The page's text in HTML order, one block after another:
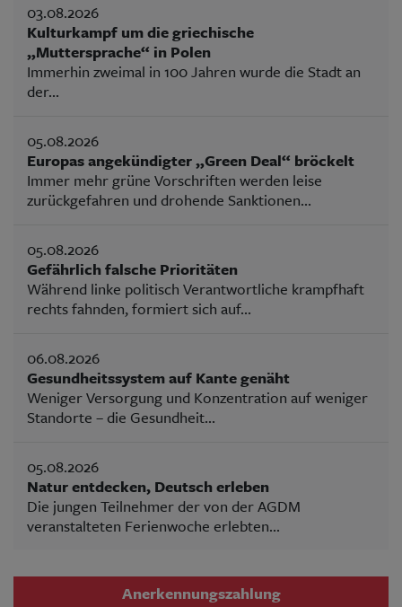
03.08.2026
Kulturkampf um die griechische
„Muttersprache“ in Polen
Immerhin zweimal in 100 Jahren wurde die Stadt an
der...
05.08.2026
Europas angekündigter „Green Deal“ bröckelt
Immer mehr grüne Vorschriften werden leise
zurückgefahren und drohende Sanktionen...
05.08.2026
Gefährlich falsche Prioritäten
Während linke politisch Verantwortliche krampfhaft
rechts fahnden, formiert sich auf...
06.08.2026
Gesundheitssystem auf Kante genäht
Weniger Versorgung und Konzentration auf weniger
Standorte – die Gesundheit...
05.08.2026
Natur entdecken, Deutsch erleben
Die jungen Teilnehmer der von der AGDM
veranstalteten Ferienwoche erlebten...
Anerkennungszahlung